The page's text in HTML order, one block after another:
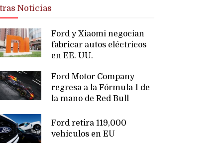
Noticias
Ford y Xiaomi negocian
fabricar autos eléctricos
en EE. UU.
Ford Motor Company
regresa a la Fórmula 1 de
la mano de Red Bull
Ford retira 119,000
vehículos en EU